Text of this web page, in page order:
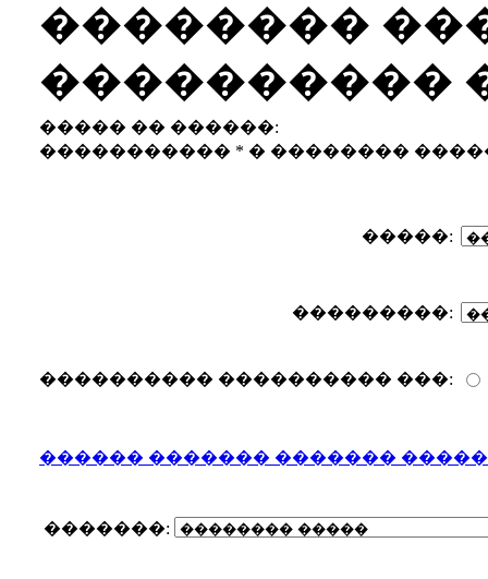
��������
����������
����� �� ������:
����������� * � ��������
�����:
���������:
���������� ���������� ���:
������ ������� ������� �����
�������: